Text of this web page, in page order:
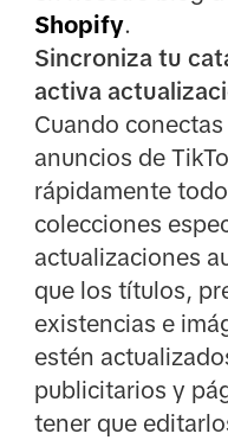
Shopify.
Sincroniza tu
activa
Cuando
anuncios de
rápidamente
colecciones
actualizaciones
que los títulos,
existencias e
estén
publicitarios y
tener que